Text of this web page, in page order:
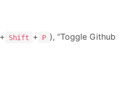
+ Shift + P ), “Toggle Github